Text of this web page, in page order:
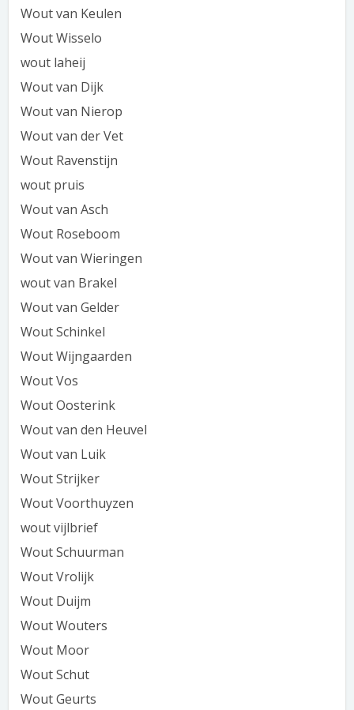
Wout van Keulen
Wout Wisselo
wout laheij
Wout van Dijk
Wout van Nierop
Wout van der Vet
Wout Ravenstijn
wout pruis
Wout van Asch
Wout Roseboom
Wout van Wieringen
wout van Brakel
Wout van Gelder
Wout Schinkel
Wout Wijngaarden
Wout Vos
Wout Oosterink
Wout van den Heuvel
Wout van Luik
Wout Strijker
Wout Voorthuyzen
wout vijlbrief
Wout Schuurman
Wout Vrolijk
Wout Duijm
Wout Wouters
Wout Moor
Wout Schut
Wout Geurts